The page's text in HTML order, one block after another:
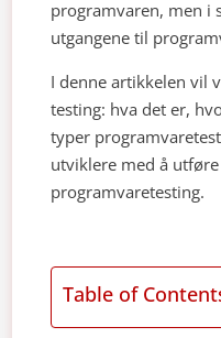
programvaren, men i
utgangene til
I denne artikkelen vil
testing: hva det er,
typer
utviklere med å
programvaretesting.
Table of